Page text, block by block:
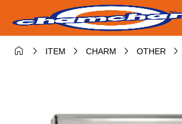
  ITEM  CHARM  OTHER 